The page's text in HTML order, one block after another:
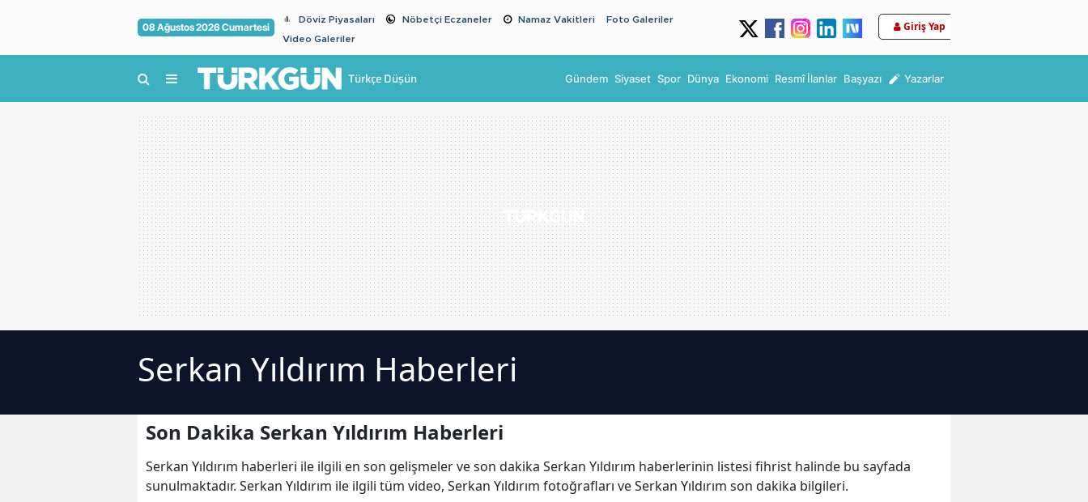
08 Ağustos 2026 Cumartesi
Döviz Piyasaları Nöbetçi Eczaneler Namaz Vakitleri
Foto Galeriler
Video Galeriler
Giriş Yap
Türkçe Düşün Gündem Siyaset Spor Dünya Ekonomi Resmî İlanlar Başyazı Yazarlar
Serkan Yıldırım Haberleri
Son Dakika Serkan Yıldırım Haberleri
Serkan Yıldırım haberleri ile ilgili en son gelişmeler ve son dakika Serkan Yıldırım haberlerinin listesi fihrist halinde bu sayfada
sunulmaktadır. Serkan Yıldırım ile ilgili tüm video, Serkan Yıldırım fotoğrafları ve Serkan Yıldırım son dakika bilgileri.